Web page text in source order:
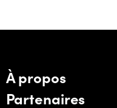
À propos
Partenaires